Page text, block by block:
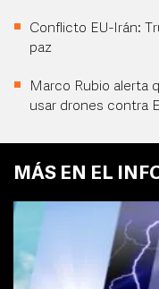
Conflicto EU-Irán:
paz
Marco Rubio alerta
usar drones contra
MÁS EN EL